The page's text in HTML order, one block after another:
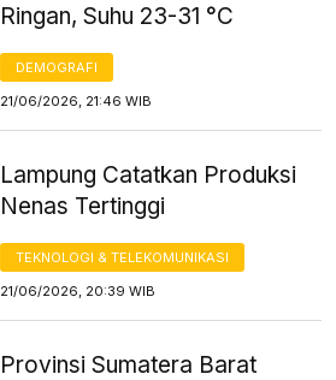
Ringan, Suhu 23-31 °C
DEMOGRAFI
21/06/2026, 21:46 WIB
Lampung Catatkan Produksi
Nenas Tertinggi
TEKNOLOGI & TELEKOMUNIKASI
21/06/2026, 20:39 WIB
Provinsi Sumatera Barat